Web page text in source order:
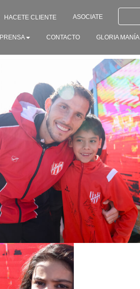
HACETE CLIENTE ASOCIATE
PRENSA CONTACTO GLORIA MANÍA